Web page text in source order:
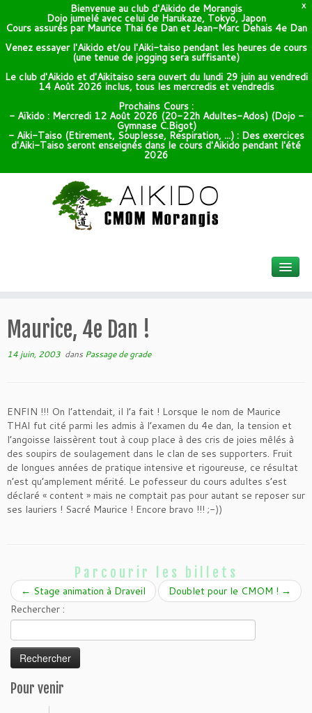
X
Bienvenue au club d'Aikido de Morangis
Dojo jumelé avec celui de Harukaze, Tokyo, Japon
Cours assurés par Maurice Thai 6e Dan et Jean-Marc Dehais 4e Dan
Venez essayer l'Aikido et/ou l'Aiki-taiso pendant les heures de cours
(une tenue de jogging sera suffisante)
Le club d'Aikido et d'Aikitaiso sera ouvert du lundi 29 juin au vendredi
14 Août 2026 inclus, tous les mercredis et vendredis
Prochains Cours :
- Aïkido : Mercredi 12 Août 2026 (20-22h Adultes-Ados) (Dojo -
Gymnase C.Bigot)
- Aiki-Taiso (Etirement, Souplesse, Respiration, ...) : Des exercices
d'Aiki-Taiso seront enseignés dans le cours d'Aikido pendant l'été
2026
Maurice, 4e Dan !
14 juin, 2003 dans Passage de grade
ENFIN !!! On l’attendait, il l’a fait ! Lorsque le nom de Maurice
THAI fut cité parmi les admis à l’examen du 4e dan, la tension et
l’angoisse laissèrent tout à coup place à des cris de joies mêlés à
des soupirs de soulagement dans le clan de ses supporters. Fruit
de longues années de pratique intensive et rigoureuse, ce résultat
n’est qu’amplement mérité. Le pofesseur du cours adultes s’est
déclaré « content » mais ne comptait pas pour autant se reposer sur
ses lauriers ! Sacré Maurice ! Encore bravo !!! ;-))
Parcourir les billets
← Stage animation à Draveil Doublet pour le CMOM ! →
Rechercher :
Pour venir